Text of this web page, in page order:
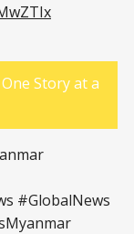
Story at a
#GlobalNews